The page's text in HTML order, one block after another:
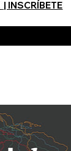
| INSCRÍBETE